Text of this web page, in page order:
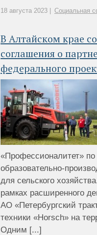
18 августа 2023 | Социальная
В Алтайском крае
соглашения о
федерального
«Профессионалитет»
образовательно-
для сельского
рамках расширенного
АО «Петербургский
техники «Horsch» на
Одним [...]